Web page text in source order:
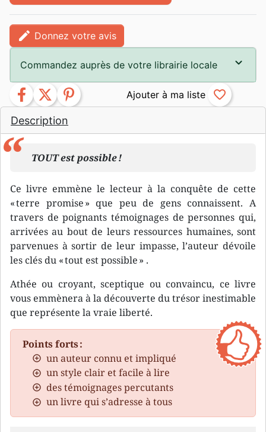
Description
TOUT est possible !
Ce livre emmène le lecteur à la conquête de cette
« terre promise » que peu de gens connaissent. A
travers de poignants témoignages de personnes qui,
arrivées au bout de leurs ressources humaines, sont
parvenues à sortir de leur impasse, l’auteur dévoile
les clés du « tout est possible » .
Athée ou croyant, sceptique ou convaincu, ce livre
vous emmènera à la découverte du trésor inestimable
que représente la vraie liberté.
Points forts :
un auteur connu et impliqué
un style clair et facile à lire
des témoignages percutants
un livre qui s’adresse à tous
edit Donnez votre avis
Commandez auprès de votre librairie locale
facebook twitter pinterest favorite_border